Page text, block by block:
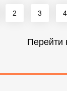
2 3 4
Перейти